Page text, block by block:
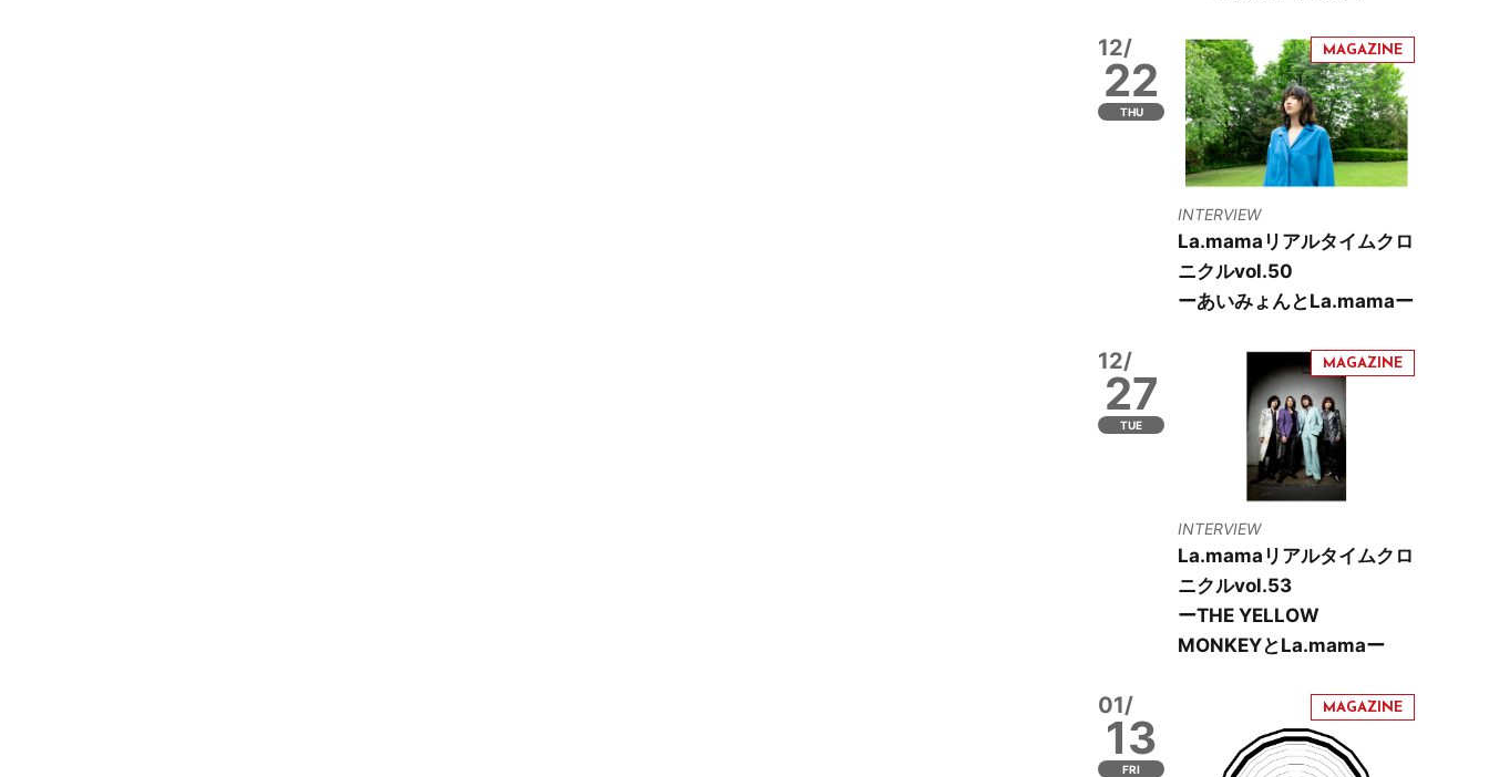
12/
22
THU
INTERVIEW
La.mamaリアルタイムクロ
ニクルvol.50
ーあいみょんとLa.mamaー
12/
27
TUE
INTERVIEW
La.mamaリアルタイムクロ
ニクルvol.53
ーTHE YELLOW
MONKEYとLa.mamaー
01/
13
FRI